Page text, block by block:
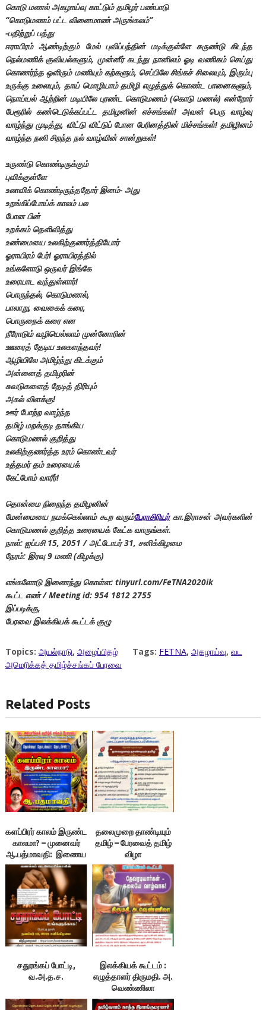
கொடு மணல் அகழாய்வு காட்டும் தமிழர் பண்பாடு
“கொடுமணம் பட்ட வினைமாண் அருங்கலம்”
-பதிற்றுப் பத்து
ஈராயிரம் ஆண்டிற்கும் மேல் புவிப்பந்தின் மடிக்குள்ளே சுருண்டு கிடந்த
நெல்மணிக் குவியல்களும், முன்னீர் கடந்து நானிலம் ஓடி வணிகம் செய்து
கொணர்ந்த ஒளிரும் மணியும் கற்களும், செப்பிலே சிங்கச் சிலையும், இரும்பு
உருக்கு உலையும், தாய் மொழியாம் தமிழி எழுத்துக் கொண்ட பானைகளும்,
நொய்யல் ஆற்றின் மடியிலே புரண்ட கொடுமணம் (கொடு மணல்) என்றோர்
பேரூரில் கண்டெடுக்கப்பட்ட தமிழனின் எச்சங்கள்! அவன் பெரு வாழ்வு
வாழ்ந்து முடித்து, விட்டு விட்டுப் போன பேரினத்தின் மிச்சங்கள்! தமிழினம்
வாழ்ந்த நனி சிறந்த நல் வாழ்வின் சான்றுகள்!
உருண்டு கொண்டிருக்கும்
புவிக்குள்ளே
உலாவிக் கொண்டிருந்ததோர் இனம்- அது
உறங்கிப்போய்க் காலம் பல
போன பின்
உறக்கம் தெளிவித்து
உண்மையை உலகிற்குணர்த்தியோர்
ஓராயிரம் பேர்! ஓராயிரத்தில்
உங்களோடு ஒருவர் இங்கே
உரையாட வந்துள்ளார்!
பொருந்தல், கொடுமணல்,
பாலாறு, வைகைக் கரை,
பொருநைக் கரை என
நீரோடும் வழியெல்லாம் முன்னோரின்
ஊரைத் தேடிய உலகளந்தவர்!
ஆழியிலே அமிழ்ந்து கிடக்கும்
அன்னைத் தமிழரின்
சுவடுகளைத் தேடித் திரியும்
அகல் விளக்கு!
ஊர் போற்ற வாழ்ந்த
தமிழ் மறக்குடி தாங்கிய
கொடுமணல் குறித்து
உலகிற்குணர்த்த உரம் கொண்டவர்
உத்தமர் தம் உரையைக்
கேட்போம் வாரீர்!
தொன்மை நிறைந்த தமிழனின்
மேன்மையை நமக்கெல்லாம் கூற வரும்பேராசிரியர்கா.இராசன் அவர்களின்
கொடுமணல் குறித்த உரையைக் கேட்க வாருங்கள்.
நாள்: ஐப்பசி 15, 2051 / அட்டோபர் 31, சனிக்கிழமை
நேரம்: இரவு 9 மணி (கிழக்கு)
எங்களோடு இணைந்து கொள்ள: tinyurl.com/FeTNA2020ik
கூட்ட எண் / Meeting id: 954 1812 2755
இப்படிக்கு,
பேரவை இலக்கியக் கூட்டக் குழு
Topics: அயல்நாடு, அழைப்பிதழ் Tags: FETNA, அகழாய்வு, வட
அமெரிக்கத் தமிழ்ச்சங்கப் பேரவை
Related Posts
களப்பிரர் காலம் இருண்ட
காலமா? – முனைவர்
ஆ.பத்மாவதி: இணைய
வழிக் கூட்டம் 10/12/22
தலைமுறை தாண்டியும்
தமிழ் – பேரவைத் தமிழ்
விழா
சதுரங்கப் போட்டி,
வ.அ.த.ச.
இலக்கியக் கூட்டம் :
எழுத்தாளர் திருமதி. அ.
வெண்ணிலா